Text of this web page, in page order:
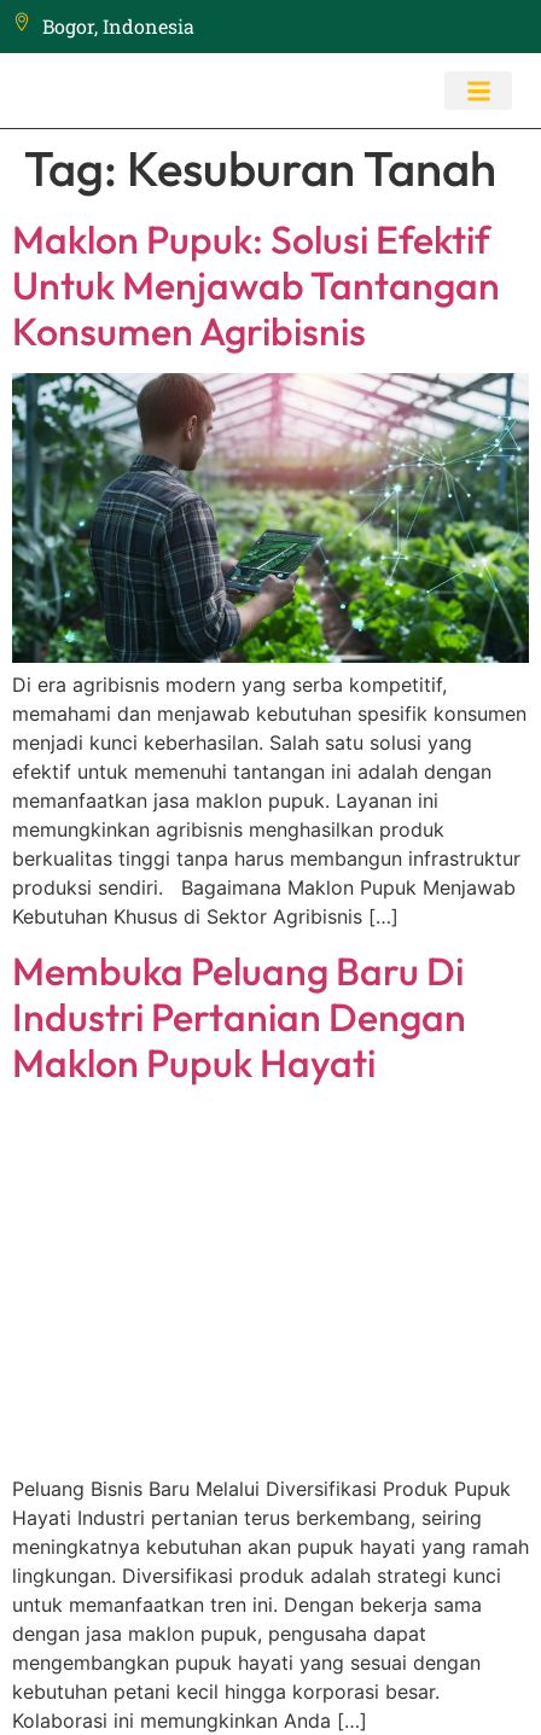
Bogor, Indonesia
Tag: Kesuburan Tanah
Maklon Pupuk: Solusi Efektif
Untuk Menjawab Tantangan
Konsumen Agribisnis
Di era agribisnis modern yang serba kompetitif,
memahami dan menjawab kebutuhan spesifik konsumen
menjadi kunci keberhasilan. Salah satu solusi yang
efektif untuk memenuhi tantangan ini adalah dengan
memanfaatkan jasa maklon pupuk. Layanan ini
memungkinkan agribisnis menghasilkan produk
berkualitas tinggi tanpa harus membangun infrastruktur
produksi sendiri. Bagaimana Maklon Pupuk Menjawab
Kebutuhan Khusus di Sektor Agribisnis […]
Membuka Peluang Baru Di
Industri Pertanian Dengan
Maklon Pupuk Hayati
Peluang Bisnis Baru Melalui Diversifikasi Produk Pupuk
Hayati Industri pertanian terus berkembang, seiring
meningkatnya kebutuhan akan pupuk hayati yang ramah
lingkungan. Diversifikasi produk adalah strategi kunci
untuk memanfaatkan tren ini. Dengan bekerja sama
dengan jasa maklon pupuk, pengusaha dapat
mengembangkan pupuk hayati yang sesuai dengan
kebutuhan petani kecil hingga korporasi besar.
Kolaborasi ini memungkinkan Anda […]